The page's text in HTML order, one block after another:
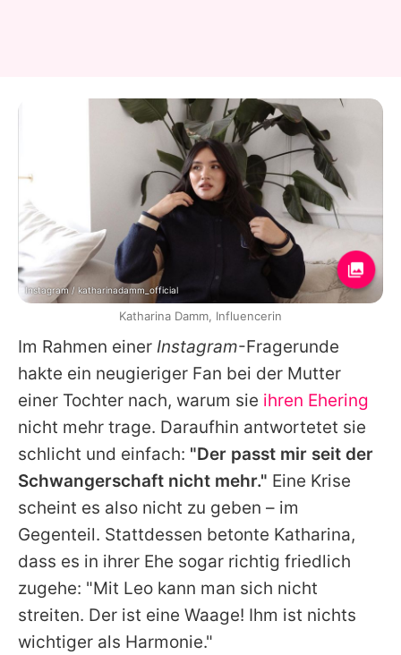
Im Rahmen einer Instagram-Fragerunde
hakte ein neugieriger Fan bei der Mutter
einer Tochter nach, warum sie ihren Ehering
nicht mehr trage. Daraufhin antwortetet sie
schlicht und einfach: "Der passt mir seit der
Schwangerschaft nicht mehr." Eine Krise
scheint es also nicht zu geben – im
Gegenteil. Stattdessen betonte Katharina,
dass es in ihrer Ehe sogar richtig friedlich
zugehe: "Mit Leo kann man sich nicht
streiten. Der ist eine Waage! Ihm ist nichts
wichtiger als Harmonie."
Instagram / katharinadamm_official
Katharina Damm, Influencerin